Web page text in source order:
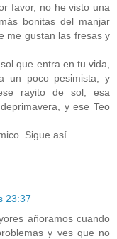
favor, no he visto una
bonitas del manjar
me gustan las fresas y
que entra en tu vida,
un poco pesimista, y
rayito de sol, esa
y ese Teo
Sigue así.
23:37
añoramos cuando
y ves que no